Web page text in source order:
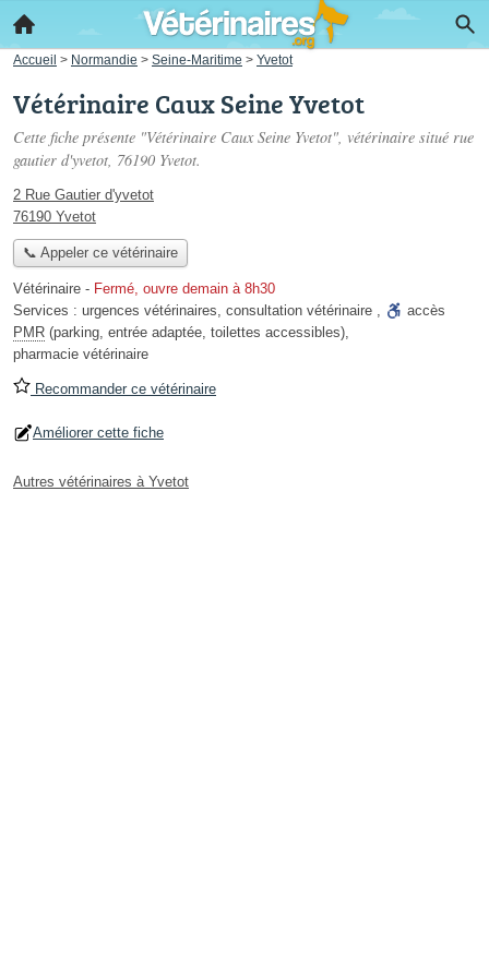
Accueil > Normandie > Seine-Maritime > Yvetot
Vétérinaire Caux Seine Yvetot
Cette fiche présente "Vétérinaire Caux Seine Yvetot", vétérinaire situé rue
gautier d'yvetot, 76190 Yvetot.
2 Rue Gautier d'yvetot
76190 Yvetot
📞 Appeler ce vétérinaire
Vétérinaire - Fermé, ouvre demain à 8h30
Services : urgences vétérinaires, consultation vétérinaire ,
accès
PMR (parking, entrée adaptée, toilettes accessibles),
pharmacie vétérinaire
Recommander ce vétérinaire
Améliorer cette fiche
Autres vétérinaires à Yvetot